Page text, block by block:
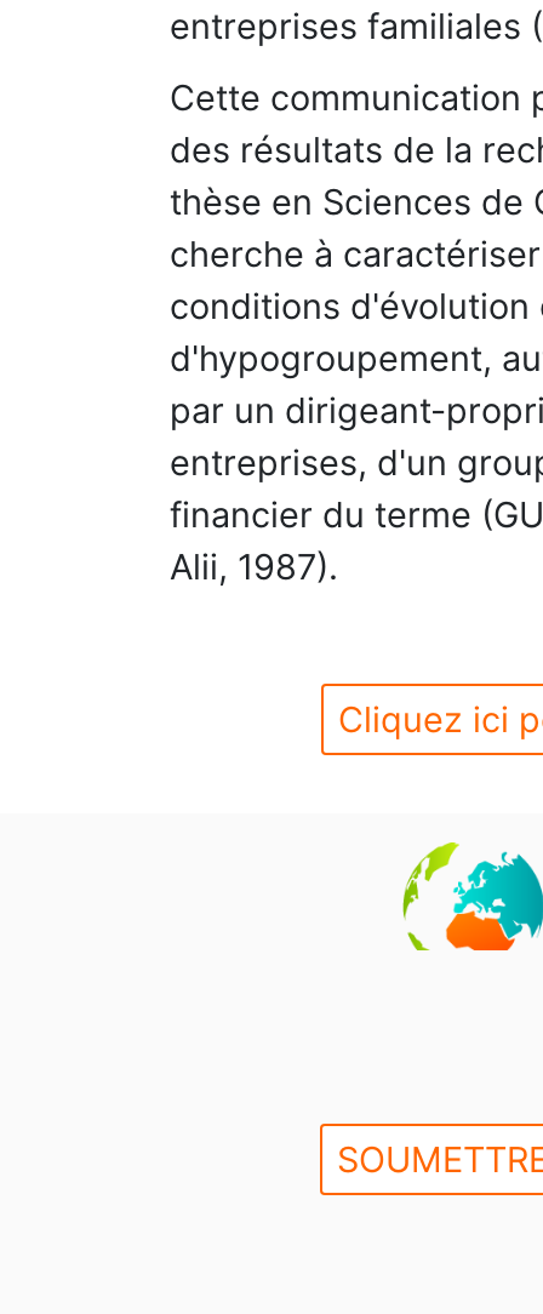
entreprises familiales
Cette communication
des résultats de la
thèse en Sciences de
cherche à
conditions d'évolution
d'hypogroupement,
par un dirigeant-
entreprises, d'un
financier du terme
Alii, 1987).
Cliquez ici